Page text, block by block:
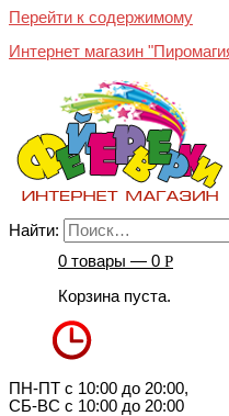
Перейти к содержимому
Интернет магазин
Найти:
0 товары — 0 Р
Корзина пуста.
ПН-ПТ с 10:00 до 20:00,
СБ-ВС с 10:00 до 20:00